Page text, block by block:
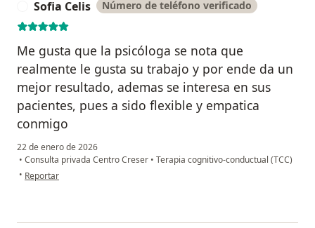
Sofia Celis Número de teléfono verificado
Me gusta que la psicóloga se nota que
realmente le gusta su trabajo y por ende da un
mejor resultado, ademas se interesa en sus
pacientes, pues a sido flexible y empatica
conmigo
22 de enero de 2026
• Consulta privada Centro Creser • Terapia cognitivo-conductual (TCC)
• en opinión del usuario Sofia Celis
Reportar